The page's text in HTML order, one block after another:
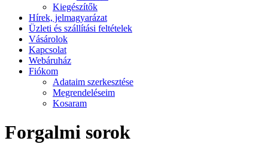
Kiegészítők
Hírek, jelmagyarázat
Üzleti és szállítási feltételek
Vásárolok
Kapcsolat
Webáruház
Fiókom
Adataim szerkesztése
Megrendeléseim
Kosaram
Forgalmi sorok